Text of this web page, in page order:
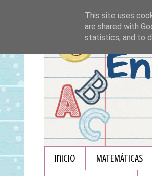
Inicio MATEMÁTICAS
This site uses
are shared with
statistics, and to